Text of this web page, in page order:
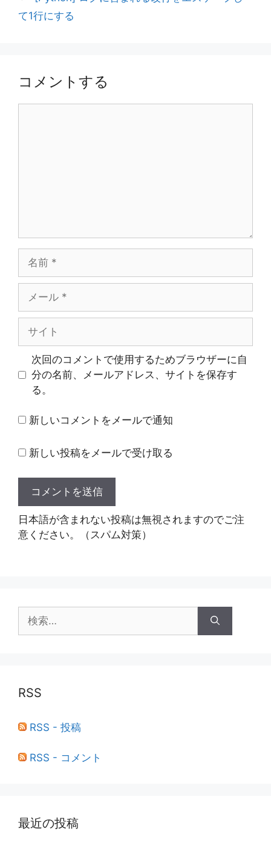
て1行にする
コメントする
ル
次回のコメントで使用するためブラウザーに自
分の名前、メールアドレス、サイトを保存す
る。
新しいコメントをメールで通知
新しい投稿をメールで受け取る
日本語が含まれない投稿は無視されますのでご注
意ください。（スパム対策）
索:
RSS
RSS - 投稿
RSS - コメント
最近の投稿